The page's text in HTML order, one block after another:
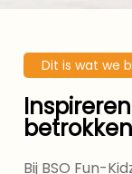
Dit is wat we
Bij BSO Fun-